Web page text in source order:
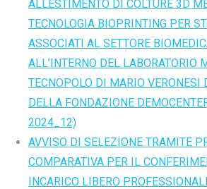
ALLESTIMENTO DI COLTURE 3D
TECNOLOGIA BIOPRINTING PER
ASSOCIATI AL SETTORE
ALL’INTERNO DEL LABORATORIO
TECNOPOLO DI MARIO VERONESI
DELLA FONDAZIONE
2024_12)
AVVISO DI SELEZIONE TRAMITE
COMPARATIVA PER IL
INCARICO LIBERO